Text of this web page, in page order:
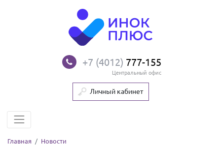
+7 (4012) 777-155
Центральный офис
Личный кабинет
Главная
Новости